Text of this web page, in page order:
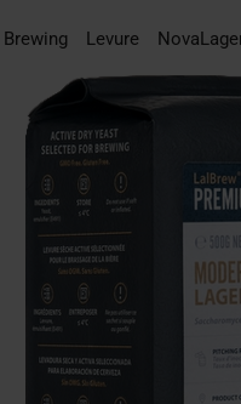
SAINTE COLOMBE, 30 ANS,
2026 CÉLÈBRE LES 70 ANS DE LA
Levure